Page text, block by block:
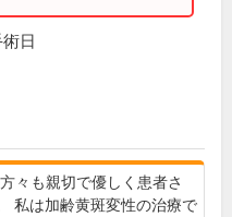
日
々も親切で優しく患者さ
私は加齢黄斑変性の治療で